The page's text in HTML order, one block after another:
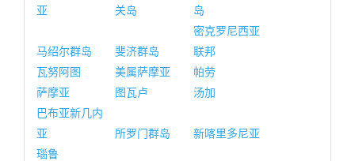
亚
关岛
岛
马绍尔群岛 斐济群岛
密克罗尼西亚
联邦
瓦努阿图
美属萨摩亚
帕劳
萨摩亚
图瓦卢
汤加
巴布亚新几内
亚
所罗门群岛
新喀里多尼亚
瑙鲁